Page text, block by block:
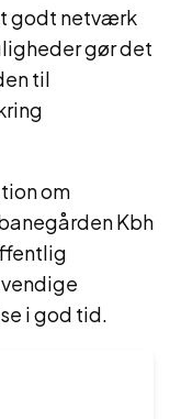
godt netværk
gør det
til
om
Kbh
i god tid.